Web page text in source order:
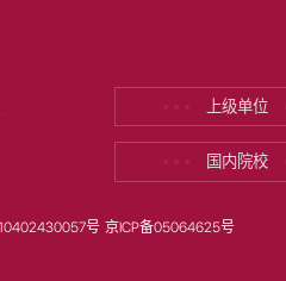
* * * 上级单位
* * * 国内院校
号 京ICP备05064625号